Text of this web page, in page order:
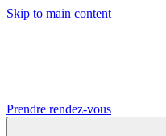
Skip to main content
Prendre rendez-vous